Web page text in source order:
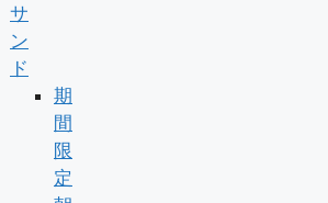
サ
ン
ド
期
間
限
定